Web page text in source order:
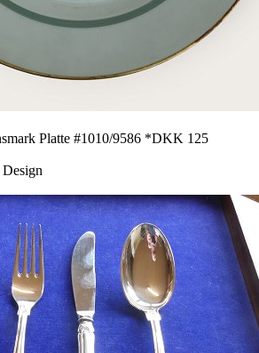
Platte #1010/9586 *DKK 125